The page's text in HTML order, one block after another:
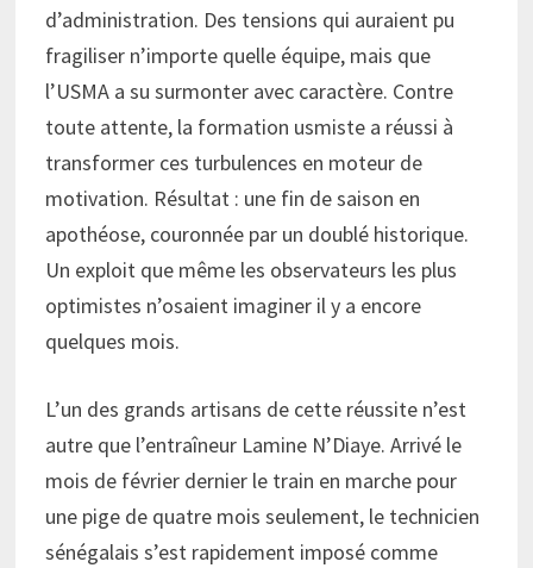
d’administration. Des tensions qui auraient pu
fragiliser n’importe quelle équipe, mais que
l’USMA a su surmonter avec caractère. Contre
toute attente, la formation usmiste a réussi à
transformer ces turbulences en moteur de
motivation. Résultat : une fin de saison en
apothéose, couronnée par un doublé historique.
Un exploit que même les observateurs les plus
optimistes n’osaient imaginer il y a encore
quelques mois.
L’un des grands artisans de cette réussite n’est
autre que l’entraîneur Lamine N’Diaye. Arrivé le
mois de février dernier le train en marche pour
une pige de quatre mois seulement, le technicien
sénégalais s’est rapidement imposé comme